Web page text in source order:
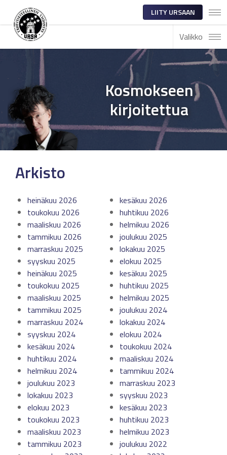
LIITY URSAAN
Valikko
Kosmokseen
kirjoitettua
Arkisto
heinäkuu 2026
kesäkuu 2026
toukokuu 2026
huhtikuu 2026
maaliskuu 2026
helmikuu 2026
tammikuu 2026
joulukuu 2025
marraskuu 2025
lokakuu 2025
syyskuu 2025
elokuu 2025
heinäkuu 2025
kesäkuu 2025
toukokuu 2025
huhtikuu 2025
maaliskuu 2025
helmikuu 2025
tammikuu 2025
joulukuu 2024
marraskuu 2024
lokakuu 2024
syyskuu 2024
elokuu 2024
kesäkuu 2024
toukokuu 2024
huhtikuu 2024
maaliskuu 2024
helmikuu 2024
tammikuu 2024
joulukuu 2023
marraskuu 2023
lokakuu 2023
syyskuu 2023
elokuu 2023
kesäkuu 2023
toukokuu 2023
huhtikuu 2023
maaliskuu 2023
helmikuu 2023
tammikuu 2023
joulukuu 2022